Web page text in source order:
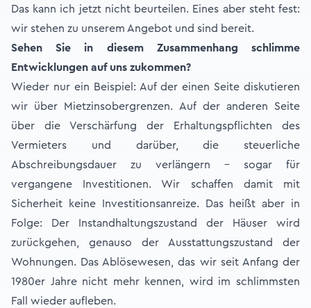
Das kann ich jetzt nicht beurteilen. Eines aber steht fest:
wir stehen zu unserem Angebot und sind bereit.
Sehen Sie in diesem Zusammenhang schlimme
Entwicklungen auf uns zu­kommen?
Wieder nur ein Beispiel: Auf der einen Seite diskutieren
wir über Mietzinsobergrenzen. Auf der anderen Seite
über die Verschärfung der Erhaltungspflichten des
Vermieters und darüber, die steuerliche
Abschreibungsdauer zu verlängern – sogar für
vergangene Investitionen. Wir schaffen damit mit
Sicherheit keine Investitionsanreize. Das heißt aber in
Folge: Der Instandhaltungszustand der Häuser wird
zurückgehen, genauso der Ausstattungszustand der
Wohnungen. Das Ablösewesen, das wir seit Anfang der
1980er Jahre nicht mehr kennen, wird im schlimmsten
Fall wieder aufleben.